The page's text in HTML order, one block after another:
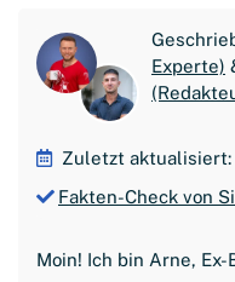
Experte)
Zuletzt aktualisiert:
Fakten-Check von
Moin! Ich bin Arne,